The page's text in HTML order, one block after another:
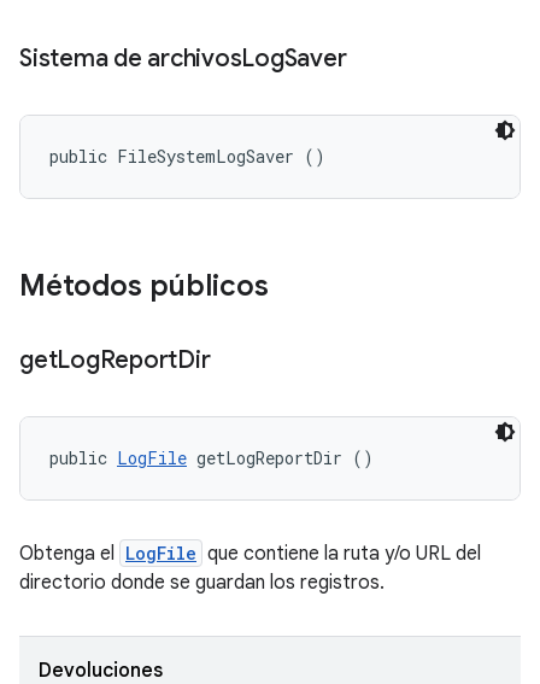
Sistema de archivosLogSaver
public FileSystemLogSaver ()
Métodos públicos
getLogReportDir
public LogFile getLogReportDir ()
Obtenga el LogFile que contiene la ruta y/o URL del
directorio donde se guardan los registros.
Devoluciones